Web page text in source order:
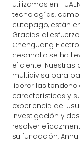
utilizamos en
tecnologías, como
autopago, están
Gracias al
Chenguang
desarrollo se ha
eficiente.
multidivisa para
liderar las
características y
experiencia del
investigación y
resolver
su fundación,